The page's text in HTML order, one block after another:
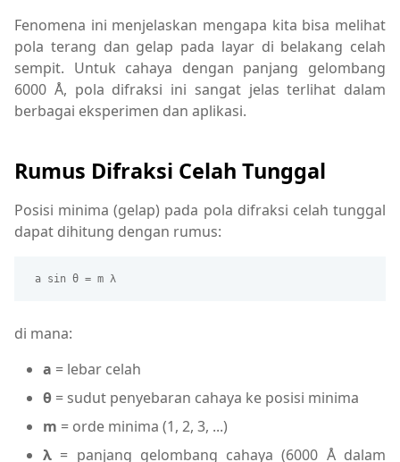
Fenomena ini menjelaskan mengapa kita bisa melihat
pola terang dan gelap pada layar di belakang celah
sempit. Untuk cahaya dengan panjang gelombang
6000 Å, pola difraksi ini sangat jelas terlihat dalam
berbagai eksperimen dan aplikasi.
Rumus Difraksi Celah Tunggal
Posisi minima (gelap) pada pola difraksi celah tunggal
dapat dihitung dengan rumus:
a sin θ = m λ
di mana:
a = lebar celah
θ = sudut penyebaran cahaya ke posisi minima
m = orde minima (1, 2, 3, ...)
λ = panjang gelombang cahaya (6000 Å dalam